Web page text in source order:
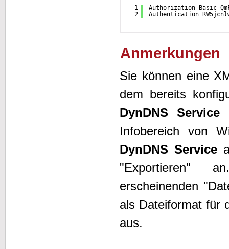
1
2
Authorization Basic
Authentication
Anmerkungen
Sie können eine
dem bereits
DynDNS Service
Infobereich von
DynDNS Service
"Exportieren"
erscheinenden
als Dateiformat für
aus.